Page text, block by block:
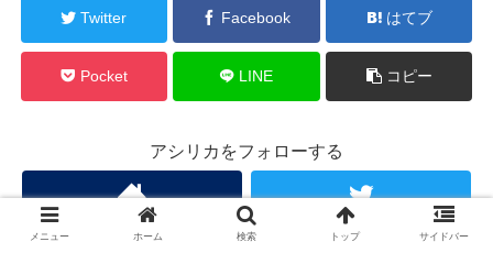
Twitter Facebook はてブ
Pocket LINE コピー
アシリカをフォローする
メニュー ホーム 検索 トップ サイドバー